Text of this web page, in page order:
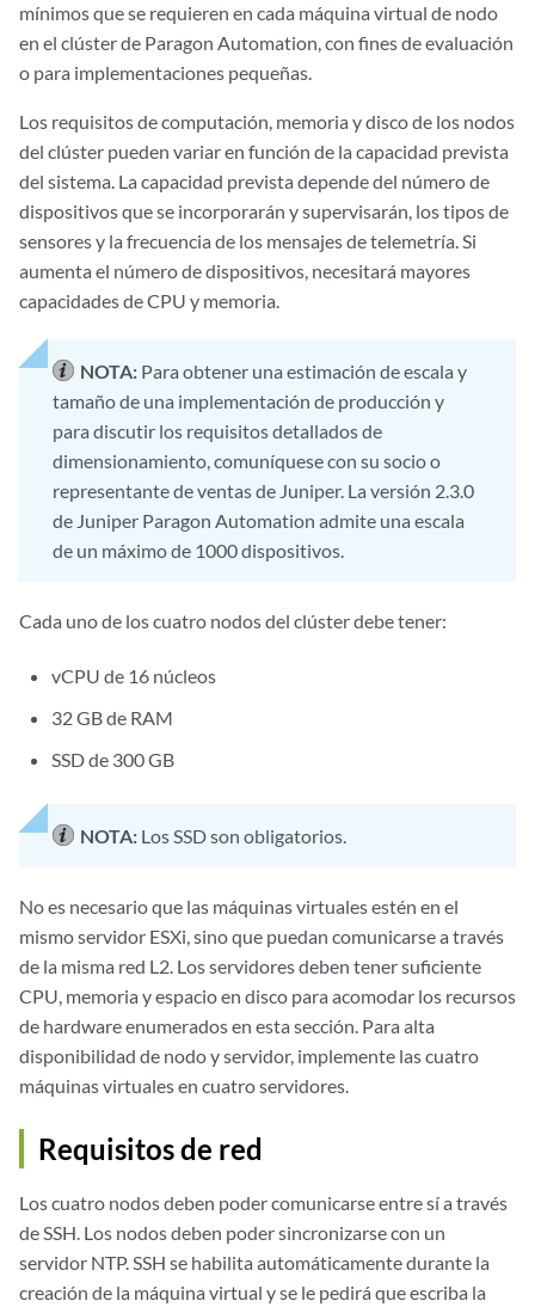
mínimos que se requieren en cada máquina virtual de nodo
en el clúster de Paragon Automation, con fines de evaluación
o para implementaciones pequeñas.
Los requisitos de computación, memoria y disco de los nodos
del clúster pueden variar en función de la capacidad prevista
del sistema. La capacidad prevista depende del número de
dispositivos que se incorporarán y supervisarán, los tipos de
sensores y la frecuencia de los mensajes de telemetría. Si
aumenta el número de dispositivos, necesitará mayores
capacidades de CPU y memoria.
NOTA: Para obtener una estimación de escala y
tamaño de una implementación de producción y
para discutir los requisitos detallados de
dimensionamiento, comuníquese con su socio o
representante de ventas de Juniper. La versión 2.3.0
de Juniper Paragon Automation admite una escala
de un máximo de 1000 dispositivos.
Cada uno de los cuatro nodos del clúster debe tener:
vCPU de 16 núcleos
32 GB de RAM
SSD de 300 GB
NOTA: Los SSD son obligatorios.
No es necesario que las máquinas virtuales estén en el
mismo servidor ESXi, sino que puedan comunicarse a través
de la misma red L2. Los servidores deben tener suficiente
CPU, memoria y espacio en disco para acomodar los recursos
de hardware enumerados en esta sección. Para alta
disponibilidad de nodo y servidor, implemente las cuatro
máquinas virtuales en cuatro servidores.
Requisitos de red
Los cuatro nodos deben poder comunicarse entre sí a través
de SSH. Los nodos deben poder sincronizarse con un
servidor NTP. SSH se habilita automáticamente durante la
creación de la máquina virtual y se le pedirá que escriba la